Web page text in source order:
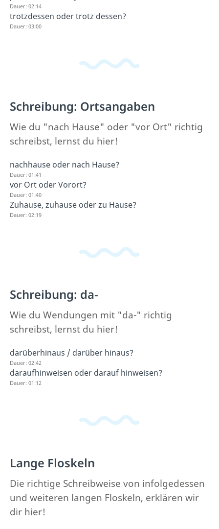
Dauer: 02:14
trotzdessen oder trotz dessen?
Dauer: 03:00
Schreibung: Ortsangaben
Wie du "nach Hause" oder "vor Ort" richtig
schreibst, lernst du hier!
nachhause oder nach Hause?
Dauer: 01:41
vor Ort oder Vorort?
Dauer: 01:40
Zuhause, zuhause oder zu Hause?
Dauer: 02:19
Schreibung: da-
Wie du Wendungen mit "da-" richtig
schreibst, lernst du hier!
darüberhinaus / darüber hinaus?
Dauer: 02:42
daraufhinweisen oder darauf hinweisen?
Dauer: 01:12
Lange Floskeln
Die richtige Schreibweise von infolgedessen
und weiteren langen Floskeln, erklären wir
dir hier!